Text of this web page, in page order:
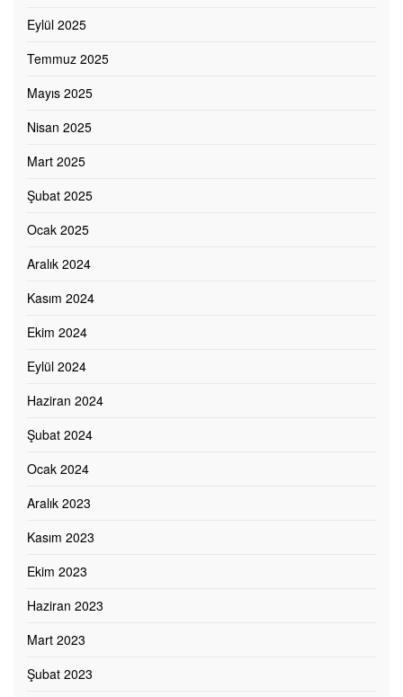
Eylül 2025
Temmuz 2025
Mayıs 2025
Nisan 2025
Mart 2025
Şubat 2025
Ocak 2025
Aralık 2024
Kasım 2024
Ekim 2024
Eylül 2024
Haziran 2024
Şubat 2024
Ocak 2024
Aralık 2023
Kasım 2023
Ekim 2023
Haziran 2023
Mart 2023
Şubat 2023